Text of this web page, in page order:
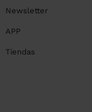
Newsletter
APP
Tiendas